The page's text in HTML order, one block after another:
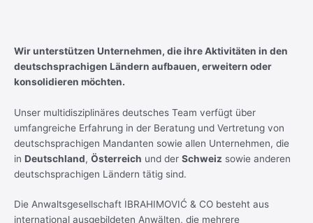
Wir unterstützen Unternehmen, die ihre Aktivitäten in den
deutschsprachigen Ländern aufbauen, erweitern oder
konsolidieren möchten.
Unser multidisziplinäres deutsches Team verfügt über
umfangreiche Erfahrung in der Beratung und Vertretung von
deutschsprachigen Mandanten sowie allen Unternehmen, die
in Deutschland, Österreich und der Schweiz sowie anderen
deutschsprachigen Ländern tätig sind.
Die Anwaltsgesellschaft IBRAHIMOVIĆ & CO besteht aus
international ausgebildeten Anwälten, die mehrere